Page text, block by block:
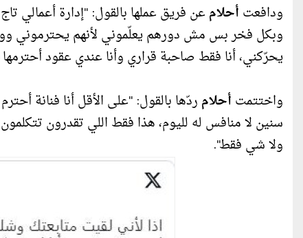
ودافعت أحلام عن فريق عملها بالقول: "إدارة أعمالي
وبكل فخر بس مش دورهم يعلّموني لأنهم يحترموني
يحرّكني، أنا فقط صاحبة قراري وأنا عندي عقود
واختتمت أحلام ردّها بالقول: "على الأقل أنا فنانة
سنين لا منافس له لليوم، هذا فقط اللي تقدرون
ولا شي فقط".